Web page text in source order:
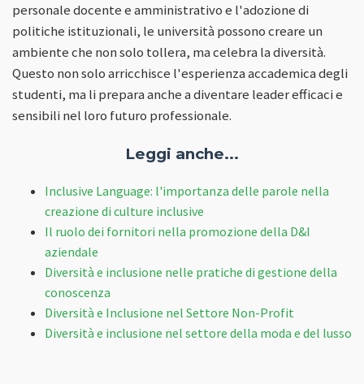
personale docente e amministrativo e l'adozione di
politiche istituzionali, le università possono creare un
ambiente che non solo tollera, ma celebra la diversità.
Questo non solo arricchisce l'esperienza accademica degli
studenti, ma li prepara anche a diventare leader efficaci e
sensibili nel loro futuro professionale.
Leggi anche...
Inclusive Language: l'importanza delle parole nella
creazione di culture inclusive
Il ruolo dei fornitori nella promozione della D&I
aziendale
Diversità e inclusione nelle pratiche di gestione della
conoscenza
Diversità e Inclusione nel Settore Non-Profit
Diversità e inclusione nel settore della moda e del lusso